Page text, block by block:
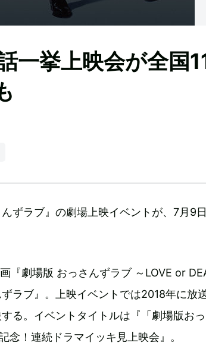
一挙上映会が全国
んずラブ』の劇場上映イベントが、7月9
『劇場版 おっさんずラブ ～LOVE or
ラブ』。上映イベントでは2018年に放
る。イベントタイトルは『「劇場版お
念！連続ドラマイッキ見上映会』。